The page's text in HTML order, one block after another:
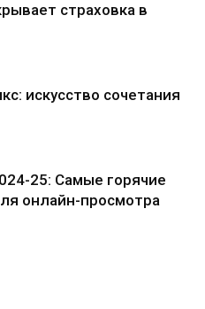
страховка в
искусство сочетания
25: Самые горячие
онлайн-просмотра